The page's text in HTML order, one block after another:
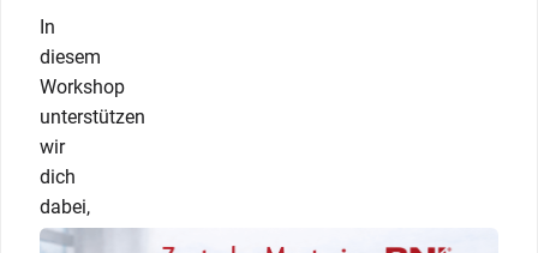
In
diesem
Workshop
unterstützen
wir
dich
dabei,
gezielt